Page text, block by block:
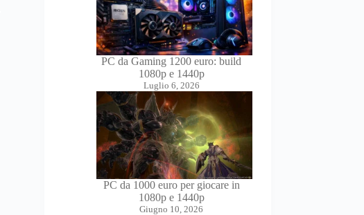
PC da Gaming 1200 euro: build
1080p e 1440p
Luglio 6, 2026
PC da 1000 euro per giocare in
1080p e 1440p
Giugno 10, 2026